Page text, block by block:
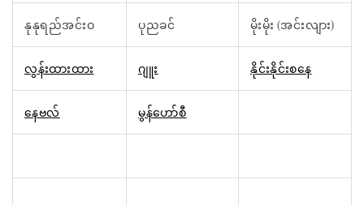
နုနုရည်အင်းဝ ပုညခင် မိုးမိုး (အင်းလျား)
လွန်းထားထား ဂျူး နိုင်းနိုင်းစနေ
နေဗလ် မွန်ဟော်စီ